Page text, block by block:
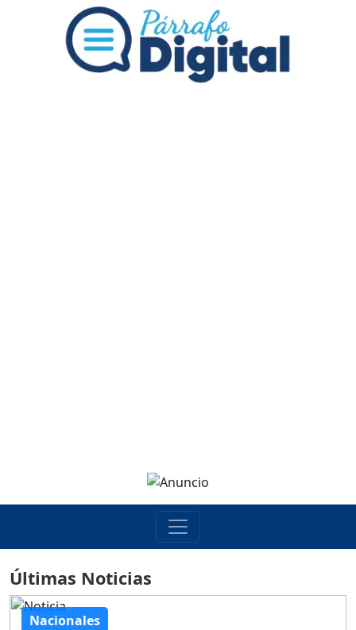
Últimas Noticias
Nacionales